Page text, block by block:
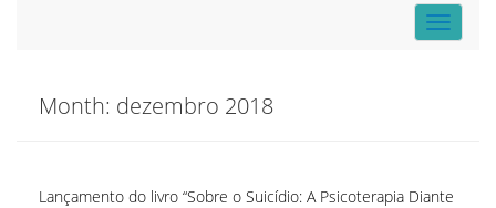
Toggle
Month: dezembro 2018
Lançamento do livro “Sobre o Suicídio: A Psicoterapia Diante